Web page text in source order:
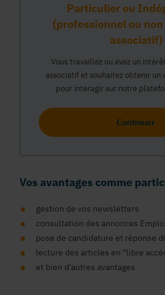
Particulier ou
(professionnel ou
associatif)
Vous travaillez ou avez un
associatif et souhaitez obtenir un
pour interagir sur notre
Continuer
Vos avantages comme
gestion de vos newsletters
consultation des annonces
pose de candidature et réponse
lecture des articles en "libre
et bien d'autres avantages